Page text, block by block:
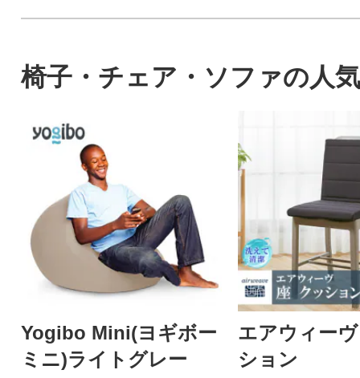
椅子・チェア・ソファの人
Yogibo Mini(ヨギボー
ミニ)ライトグレー
エアウィー
ション